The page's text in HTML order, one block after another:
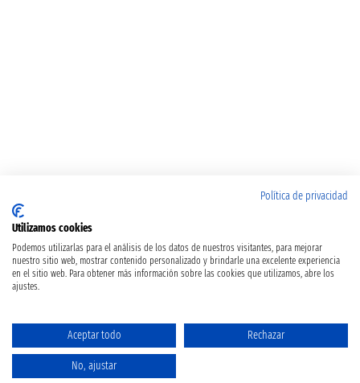
Política de privacidad
Utilizamos cookies
Podemos utilizarlas para el análisis de los datos de nuestros visitantes, para mejorar
nuestro sitio web, mostrar contenido personalizado y brindarle una excelente experiencia
en el sitio web. Para obtener más información sobre las cookies que utilizamos, abre los
ajustes.
Aceptar todo Rechazar
No, ajustar